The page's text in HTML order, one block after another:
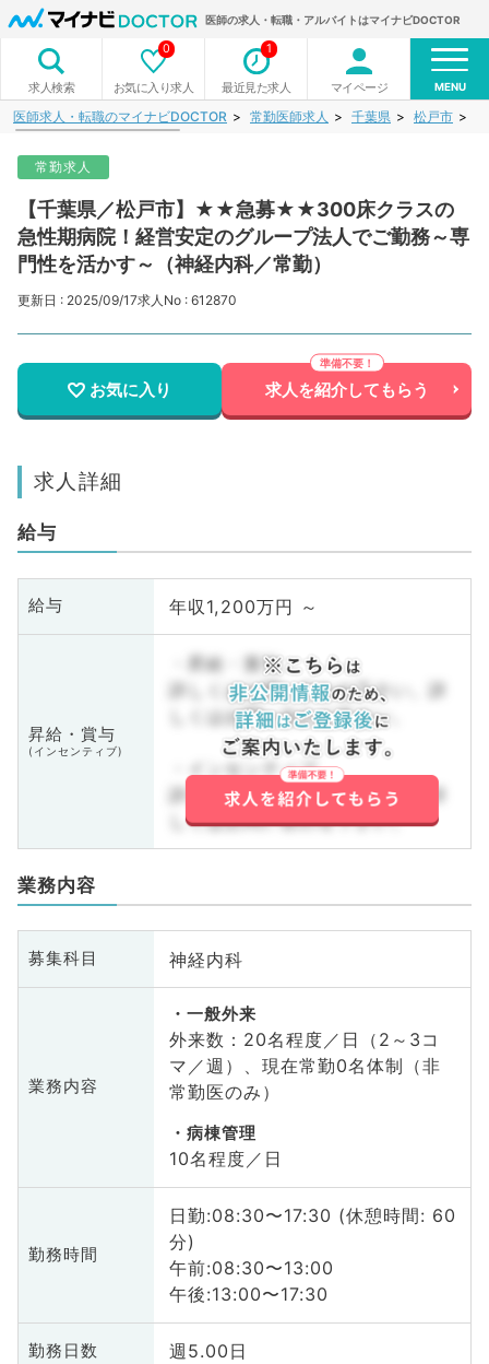
医師の求人・転職・アルバイトはマイナビDOCTOR
求人検索 お気に入り求人
0
最近見た求人
1
マイページ MENU
医師求人・転職のマイナビDOCTOR 常勤医師求人 千葉県 松戸市
常勤求人
【千葉県／松戸市】★★急募★★300床クラスの
急性期病院！経営安定のグループ法人でご勤務～専
門性を活かす～（神経内科／常勤）
更新日 : 2025/09/17求人No : 612870
お気に入り 求人を紹介してもらう
求人詳細
給与
給与 年収1,200万円 ～
昇給・賞与
(インセンティブ)
・昇給・賞与
詳しくはお問い合わせ下さい。詳
しくはお問い合わせ下さい。
・インセンティブ
詳しくはお問い合わせ下さい。詳
しくはお問い合わせ下さい。
業務内容
募集科目 神経内科
業務内容
一般外来
外来数：20名程度／日（2～3コ
マ／週）、現在常勤0名体制（非
常勤医のみ）
病棟管理
10名程度／日
勤務時間
日勤:08:30〜17:30 (休憩時間: 60
分)
午前:08:30〜13:00
午後:13:00〜17:30
勤務日数 週5.00日